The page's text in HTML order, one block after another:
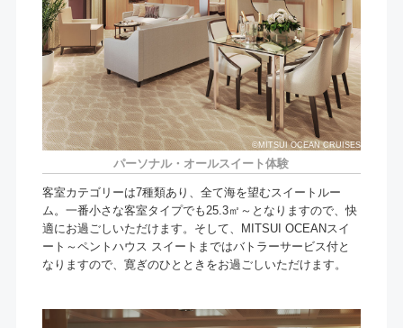
©MITSUI OCEAN CRUISES
パーソナル・オールスイート体験
客室カテゴリーは7種類あり、全て海を望むスイートルー
ム。一番小さな客室タイプでも25.3㎡～となりますので、快
適にお過ごしいただけます。そして、MITSUI OCEANスイ
ート～ペントハウス スイートまではバトラーサービス付と
なりますので、寛ぎのひとときをお過ごしいただけます。